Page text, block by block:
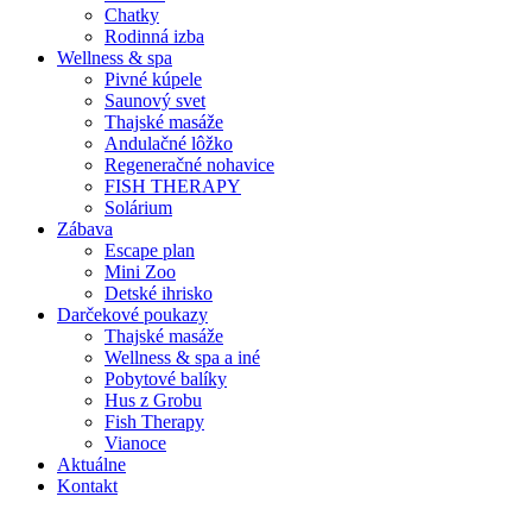
Chatky
Rodinná izba
Wellness & spa
Pivné kúpele
Saunový svet
Thajské masáže
Andulačné lôžko
Regeneračné nohavice
FISH THERAPY
Solárium
Zábava
Escape plan
Mini Zoo
Detské ihrisko
Darčekové poukazy
Thajské masáže
Wellness & spa a iné
Pobytové balíky
Hus z Grobu
Fish Therapy
Vianoce
Aktuálne
Kontakt